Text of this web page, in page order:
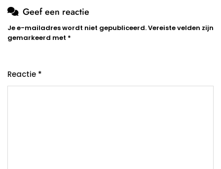
Geef een reactie
Je e-mailadres wordt niet gepubliceerd.Vereiste velden zijn
gemarkeerd met *
Reactie *